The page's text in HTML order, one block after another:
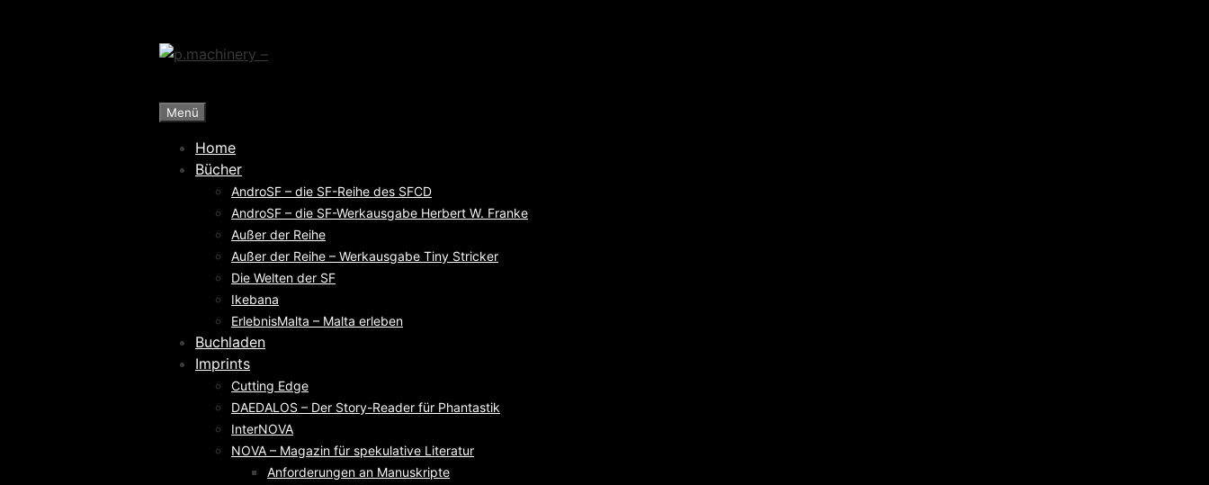
Menü
Home
Bücher
AndroSF – die SF-Reihe des SFCD
AndroSF – die SF-Werkausgabe Herbert W. Franke
Außer der Reihe
Außer der Reihe – Werkausgabe Tiny Stricker
Die Welten der SF
Ikebana
ErlebnisMalta – Malta erleben
Buchladen
Imprints
Cutting Edge
DAEDALOS – Der Story-Reader für Phantastik
InterNOVA
NOVA – Magazin für spekulative Literatur
Anforderungen an Manuskripte